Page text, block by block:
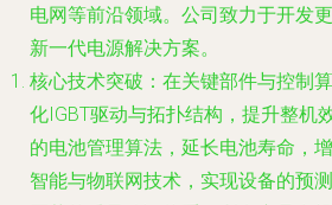
电网等前沿领域。公司致力于开发
新一代电源解决方案。
核心技术突破 ：在关键部件与控制
化IGBT驱动与拓扑结构，提升整机
的电池管理算法，延长电池寿命，
智能与物联网技术，实现设备的预